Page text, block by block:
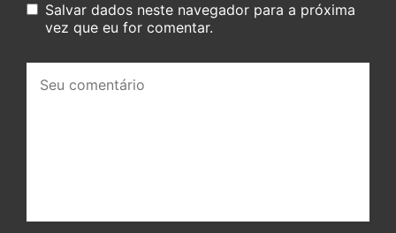
Salvar dados neste navegador para a próxima
vez que eu for comentar.
comentário: